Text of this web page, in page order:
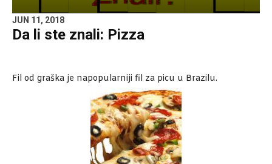
JUN 11, 2018
Da li ste znali: Pizza
Fil od graška je napopularniji fil za picu u Brazilu.